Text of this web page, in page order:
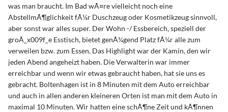
was man braucht. Im Bad wÃ¤re vielleicht noch eine
AbstellmÃ¶glichkeit fÃ¼r Duschzeug oder Kosmetikzeug sinnvoll,
aber sonst war alles super. Der Wohn -/ Essbereich, speziell der
groÃ_x009f_e Esstisch, bietet genÃ¼gend Platz fÃ¼r alle zum
verweilen bzw. zum Essen. Das Highlight war der Kamin, den wir
jeden Abend angeheizt haben. Die Verwalterin war immer
erreichbar und wenn wir etwas gebraucht haben, hat sie uns es
gebracht. Boltenhagen ist in 8 Minuten mit dem Auto erreichbar
und auch in allen anderen kleineren Orten ist man mit dem Auto in
maximal 10 Minuten. Wir hatten eine schÃ¶ne Zeit und kÃ¶nnen